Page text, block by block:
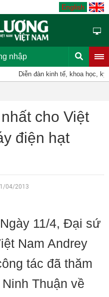
English
nhập
Diễn đàn kinh tế, khoa học, kỹ
cho Việt
điện hạt
04/2013
11/4, Đại sứ
Nam Andrey
tác đã thăm
Thuận về